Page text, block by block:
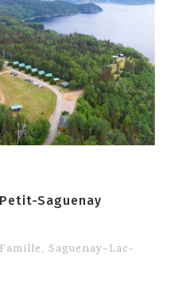
Saguenay
Famille, Saguenay–Lac-